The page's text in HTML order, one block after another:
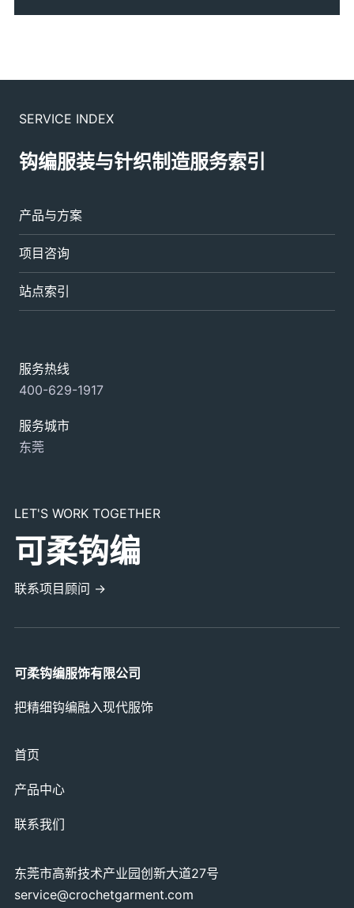
SERVICE INDEX
钩编服装与针织制造服务索引
产品与方案
项目咨询
站点索引
服务热线
400-629-1917
服务城市
东莞
LET'S WORK TOGETHER
可柔钩编
联系项目顾问 →
可柔钩编服饰有限公司
把精细钩编融入现代服饰
首页
产品中心
联系我们
东莞市高新技术产业园创新大道27号
service@crochetgarment.com